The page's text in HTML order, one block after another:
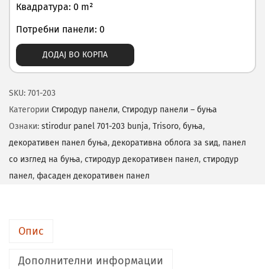
Квадратура: 0 m²
Потребни панели: 0
ДОДАЈ ВО КОРПА
SKU: 701-203
Категории Стиродур панели, Стиродур панели – буња
Ознаки: stirodur panel 701-203 bunja, Trisoro, буња,
декоративен панел буња, декоративна облога за ѕид, панел
со изглед на буња, стиродур декоративен панел, стиродур
панел, фасаден декоративен панел
Опис
Дополнителни информации